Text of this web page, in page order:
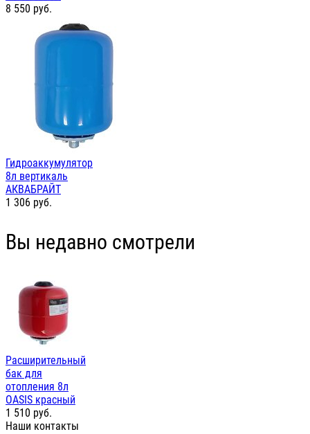
8 550 руб.
Гидроаккумулятор
8л вертикаль
АКВАБРАЙТ
1 306 руб.
Вы недавно смотрели
Расширительный
бак для
отопления 8л
OASIS красный
1 510 руб.
Наши контакты